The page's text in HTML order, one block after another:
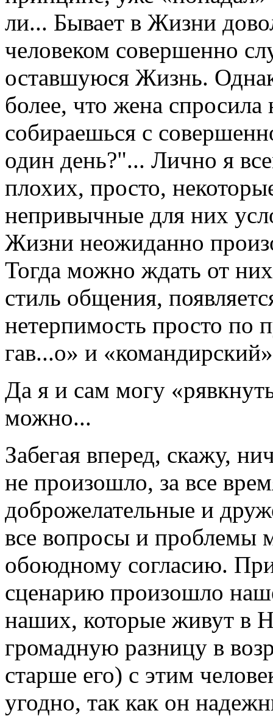
ли... Бывает в Жизни
человеком совершенно
оставшуюся Жизнь.
более, что жена
собираешься с
один день?"... Лично я
плохих, просто,
непривычные для них
Жизни неожиданно
Тогда можно ждать от
стиль общения,
нетерпимость просто по
гав...о» и
Да я и сам могу
можно...
Забегая вперед, скажу,
не произошло, за все
доброжелательные и
все вопросы и проблемы
обоюдному согласию.
сценарию произошло
наших, которые живут в
громадную разницу в
старше его) с этим
угодно, так как он